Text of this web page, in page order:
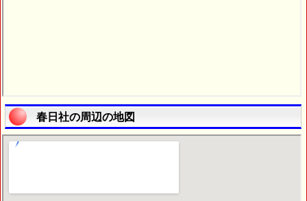
春日社の周辺の地図